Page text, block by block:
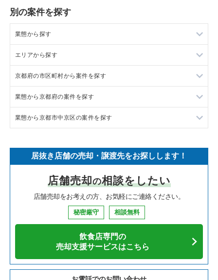
別の案件を探す
業態から探す
ラーメンの居抜き売却物件の案件一覧
フランス料理の居抜き売却物件の案件一覧
イタリア料理の居抜き売却物件の案件一覧
中華の居抜き売却物件の案件一覧
寿司の居抜き売却物件の案件一覧
焼肉の居抜き売却物件の案件一覧
鉄板焼き・お好み焼の居抜き売却物件の案件一覧
カフェの居抜き売却物件の案件一覧
テイクアウトの居抜き売却物件の案件一覧
エリアから探す
東京23区の飲食店の居抜き売却物件の案件一覧
東京都下の飲食店の居抜き売却物件の案件一覧
千葉県の飲食店の居抜き売却物件の案件一覧
神奈川県の飲食店の居抜き売却物件の案件一覧
大阪府の飲食店の居抜き売却物件の案件一覧
兵庫県の飲食店の居抜き売却物件の案件一覧
愛知県の飲食店の居抜き売却物件の案件一覧
岐阜県の飲食店の居抜き売却物件の案件一覧
京都府の市区町村から案件を探す
京都市中京区の飲食店の居抜き売却物件の案件一覧
京田辺市の飲食店の居抜き売却物件の案件一覧
京都市下京区の飲食店の居抜き売却物件の案件一覧
京都市上京区の飲食店の居抜き売却物件の案件一覧
京都市東山区の飲食店の居抜き売却物件の案件一覧
京都市西京区の飲食店の居抜き売却物件の案件一覧
京都市伏見区の飲食店の居抜き売却物件の案件一覧
業態から京都府の案件を探す
京都府のラーメンの居抜き売却物件の案件一覧
京都府のイタリア料理の居抜き売却物件の案件一覧
京都府の中華の居抜き売却物件の案件一覧
京都府の寿司の居抜き売却物件の案件一覧
京都府の鉄板焼き・お好み焼の居抜き売却物件の案件一覧
京都府のアジア料理の居抜き売却物件の案件一覧
業態から京都市中京区の案件を探す
京都市中京区のフランス料理の居抜き売却物件の案件一覧
京都市中京区のイタリア料理の居抜き売却物件の案件一覧
京都市中京区の中華の居抜き売却物件の案件一覧
京都市中京区の鉄板焼き・お好み焼の居抜き売却物件の案件一
居抜き店舗の売却・譲渡先をお探しします！
店舗売却の相談をしたい
店舗売却をお考えの方、お気軽にご連絡ください。
秘密厳守 相談無料
飲食店専門の
売却支援サービスはこちら